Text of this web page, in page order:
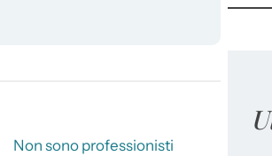
Non sono professionisti